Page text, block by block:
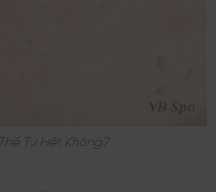
Tự Hết Không?